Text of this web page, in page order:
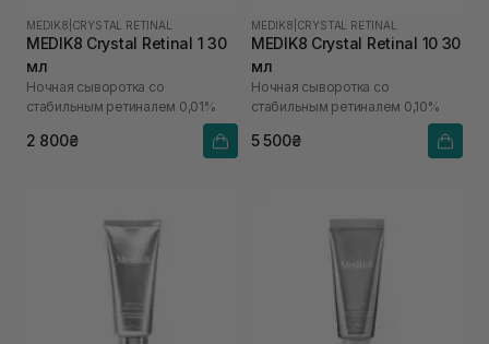
MEDIK8 CRYSTAL RETINAL
MEDIK8 Crystal Retinal 1 30
мл
Ночная сыворотка со
стабильным ретиналем 0,01%
2 800₴
MEDIK8 CRYSTAL RETINAL
MEDIK8 Crystal Retinal 10 30
мл
Ночная сыворотка со
стабильным ретиналем 0,10%
5 500₴